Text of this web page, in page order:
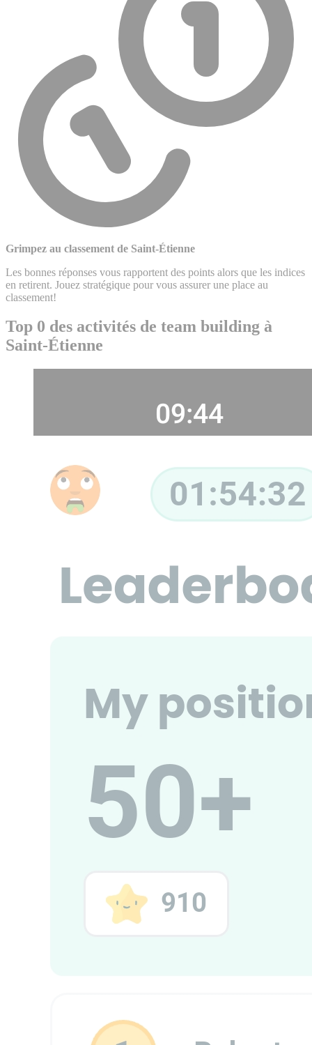
Grimpez au classement de Saint-Étienne
Les bonnes réponses vous rapportent des points alors que les indices
en retirent. Jouez stratégique pour vous assurer une place au
classement!
Top 0 des activités de team building à
Saint-Étienne